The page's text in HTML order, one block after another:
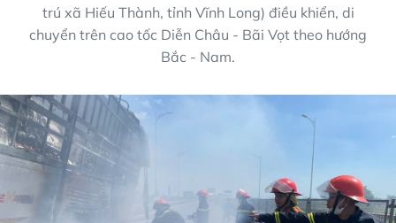
trú xã Hiếu Thành, tỉnh Vĩnh Long) điều khiển, di
chuyển trên cao tốc Diễn Châu - Bãi Vọt theo hướng
Bắc - Nam.